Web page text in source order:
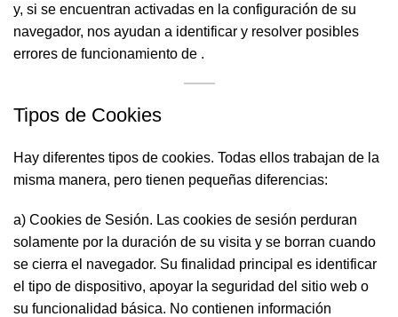
y, si se encuentran activadas en la configuración de su
navegador, nos ayudan a identificar y resolver posibles
errores de funcionamiento de .
Tipos de Cookies
Hay diferentes tipos de cookies. Todas ellos trabajan de la
misma manera, pero tienen pequeñas diferencias:
a) Cookies de Sesión. Las cookies de sesión perduran
solamente por la duración de su visita y se borran cuando
se cierra el navegador. Su finalidad principal es identificar
el tipo de dispositivo, apoyar la seguridad del sitio web o
su funcionalidad básica. No contienen información